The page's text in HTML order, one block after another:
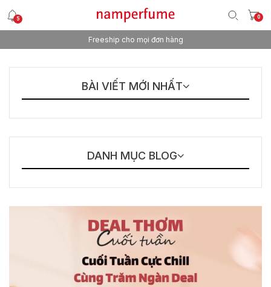
5 0
Freeship cho mọi đơn hàng
BÀI VIẾT MỚI NHẤT
DANH MỤC BLOG